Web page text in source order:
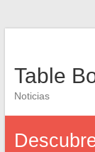
Table
Noticias